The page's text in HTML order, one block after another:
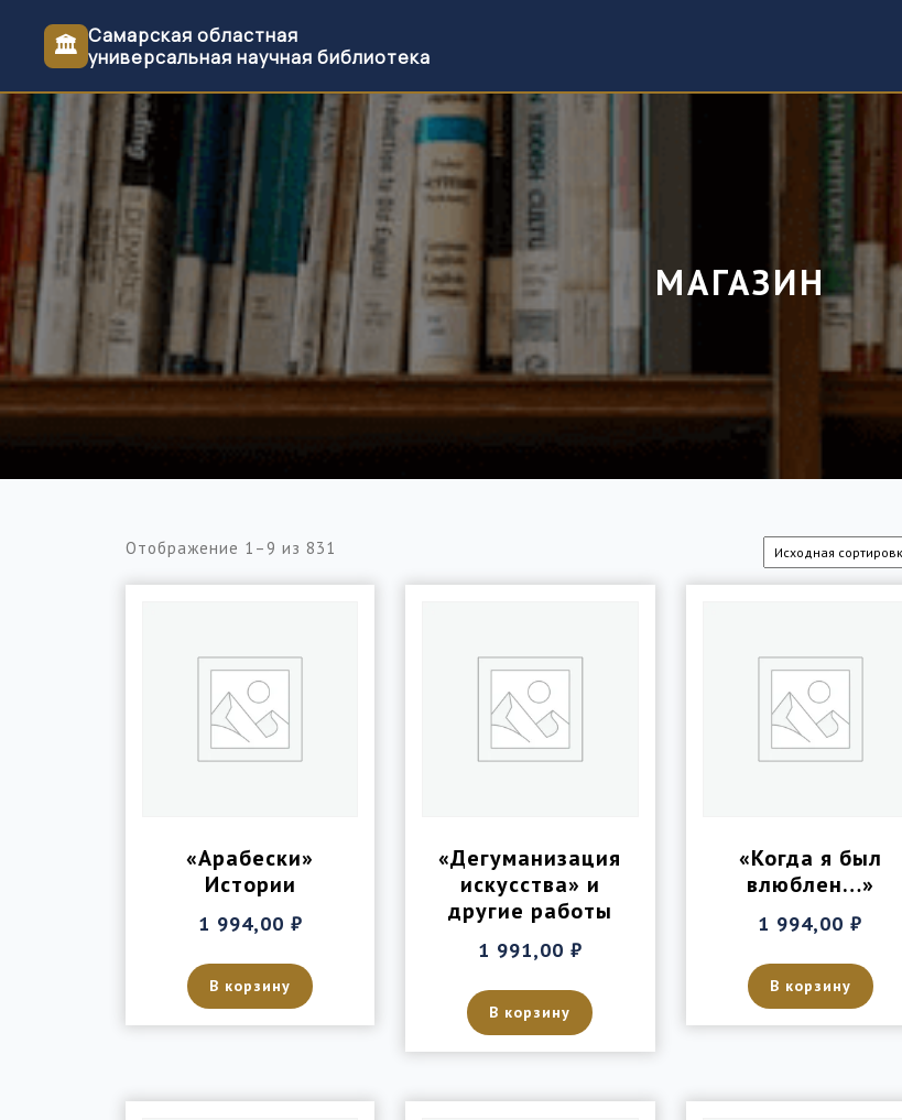
🏛 Самарская областная
универсальная научная библиотека
МАГАЗИН
Отображение 1–9 из 831
«Арабески»
Истории
1 994,00 ₽
В корзину
«Дегуманизация
искусства» и
другие работы
1 991,00 ₽
В корзину
«Когда я был
влюблен…»
1 994,00₽
В корзину